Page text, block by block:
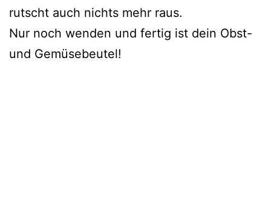
rutscht auch nichts mehr raus.
Nur noch wenden und fertig ist dein Obst-
und Gemüsebeutel!